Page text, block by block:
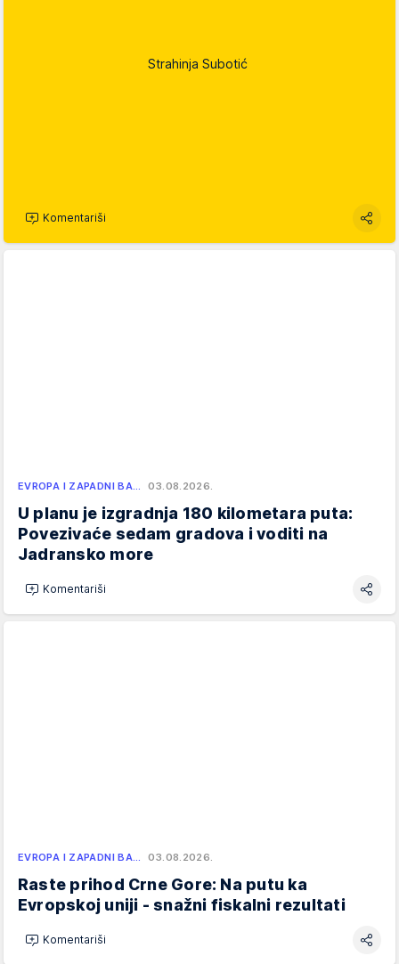
Strahinja Subotić
Komentariši
EVROPA I ZAPADNI BA… 03.08.2026.
U planu je izgradnja 180 kilometara puta:
Povezivaće sedam gradova i voditi na
Jadransko more
Komentariši
EVROPA I ZAPADNI BA… 03.08.2026.
Raste prihod Crne Gore: Na putu ka
Evropskoj uniji - snažni fiskalni rezultati
Komentariši